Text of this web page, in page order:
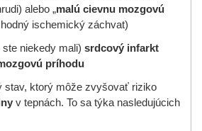
alebo „malú cievnu mozgovú
ischemický záchvat)
niekedy mali) srdcový infarkt
príhodu
stav, ktorý môže zvyšovať riziko
v tepnách. To sa týka nasledujúcich